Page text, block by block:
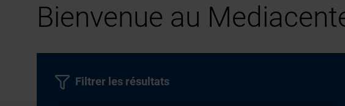
Bienvenue au
Filtrer les résultats